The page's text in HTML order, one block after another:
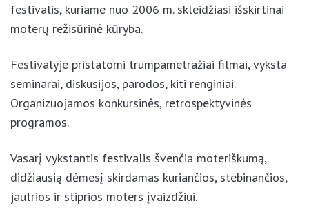
festivalis, kuriame nuo 2006 m. skleidžiasi išskirtinai
moterų režisūrinė kūryba.
Festivalyje pristatomi trumpametražiai filmai, vyksta
seminarai, diskusijos, parodos, kiti renginiai.
Organizuojamos konkursinės, retrospektyvinės
programos.
Vasarį vykstantis festivalis švenčia moteriškumą,
didžiausią dėmesį skirdamas kuriančios, stebinančios,
jautrios ir stiprios moters įvaizdžiui.